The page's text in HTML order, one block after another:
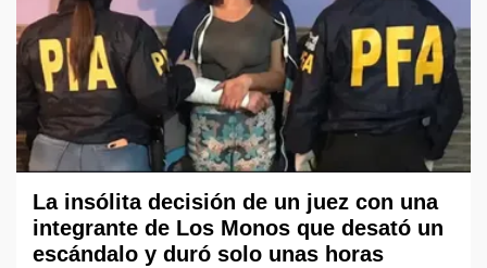
La insólita decisión de un juez con una
integrante de Los Monos que desató un
escándalo y duró solo unas horas